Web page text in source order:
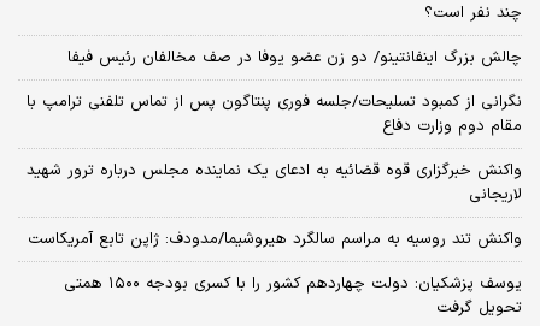
چند نفر است؟
چالش بزرگ اینفانتینو/ دو زن عضو یوفا در صف مخالفان رئیس فیفا
نگرانی از کمبود تسلیحات/جلسه فوری پنتاگون پس از تماس تلفنی ترامپ با
مقام دوم وزارت دفاع
واکنش خبرگزاری قوه قضائیه به ادعای یک نماینده مجلس درباره ترور شهید
لاریجانی
واکنش تند روسیه به مراسم سالگرد هیروشیما/مدودف: ژاپن تابع آمریکاست
یوسف پزشکیان: دولت چهاردهم کشور را با کسری بودجه ۱۵۰۰ همتی
تحویل گرفت